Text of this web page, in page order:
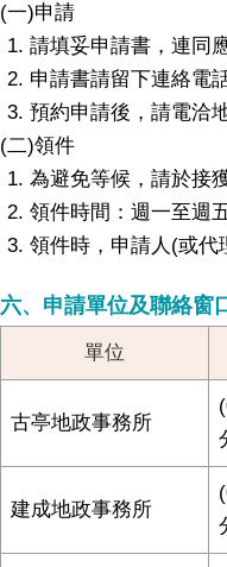
(一)申請
請填妥申請書，連同
申請書請留下連絡電
預約申請後，請電洽
(二)領件
為避免等候，請於接
領件時間：週一至週
領件時，申請人(或代
六、申請單位及聯絡窗
單位
古亭地政事務所
建成地政事務所